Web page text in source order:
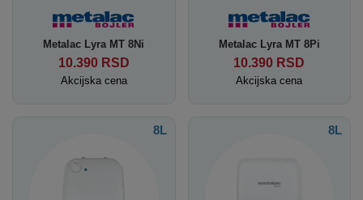
Metalac Lyra MT 8Ni
10.390 RSD
Akcijska cena
Metalac Lyra MT 8Pi
10.390 RSD
Akcijska cena
8L 8L